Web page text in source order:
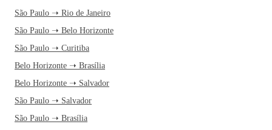
São Paulo ➝ Rio de Janeiro
São Paulo ➝ Belo Horizonte
São Paulo ➝ Curitiba
Belo Horizonte ➝ Brasília
Belo Horizonte ➝ Salvador
São Paulo ➝ Salvador
São Paulo ➝ Brasília